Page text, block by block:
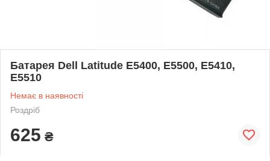
Батарея Dell Latitude E5400, E5500, E5410,
E5510
Немає в наявності
Роздріб
625 ₴